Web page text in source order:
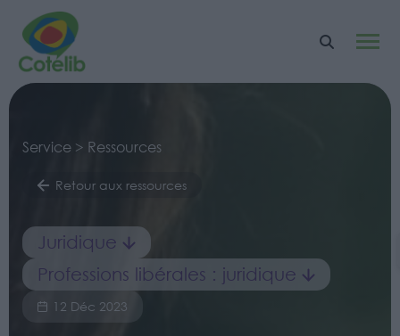
Service > Ressources
Retour aux ressources
Juridique
Professions libérales : juridique
12 Déc 2023